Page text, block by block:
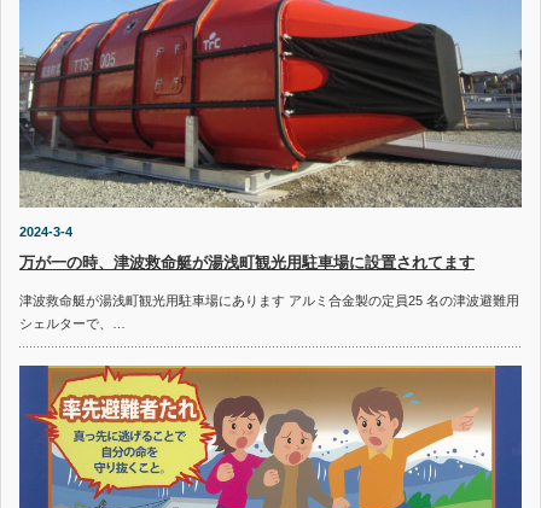
2024-3-4
万が一の時、津波救命艇が湯浅町観光用駐車場に設置されてます
津波救命艇が湯浅町観光用駐車場にあります アルミ合金製の定員25 名の津波避難用
シェルターで、…